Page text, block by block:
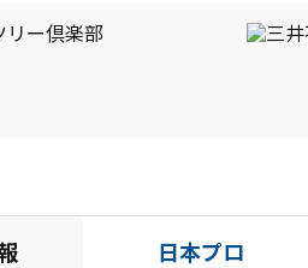
会出場を良い記憶にすればいい。
日本プロ